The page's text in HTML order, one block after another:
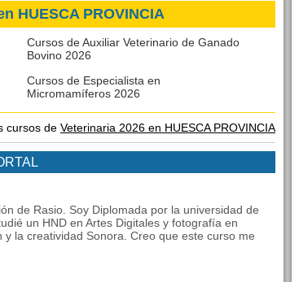
HUESCA PROVINCIA
Cursos de Auxiliar Veterinario de Ganado
Bovino 2026
Cursos de Especialista en
Micromamíferos 2026
cursos de Veterinaria 2026 en HUESCA PROVINCIA
de Rasio. Soy Diplomada por la universidad de
un HND en Artes Digitales y fotografía en
la creatividad Sonora. Creo que este curso me